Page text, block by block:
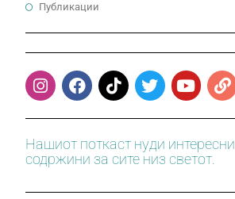
Публикации
Нашиот поткаст нуди интересни
содржини за сите низ светот.